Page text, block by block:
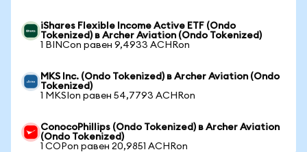
iShares Flexible Income Active ETF (Ondo
Tokenized) в Archer Aviation (Ondo Tokenized)
1 BINCon равен 9,4933 ACHRon
MKS Inc. (Ondo Tokenized) в Archer Aviation (Ondo
Tokenized)
1 MKSIon равен 54,7793 ACHRon
ConocoPhillips (Ondo Tokenized) в Archer Aviation
(Ondo Tokenized)
1 COPon равен 20,9851 ACHRon